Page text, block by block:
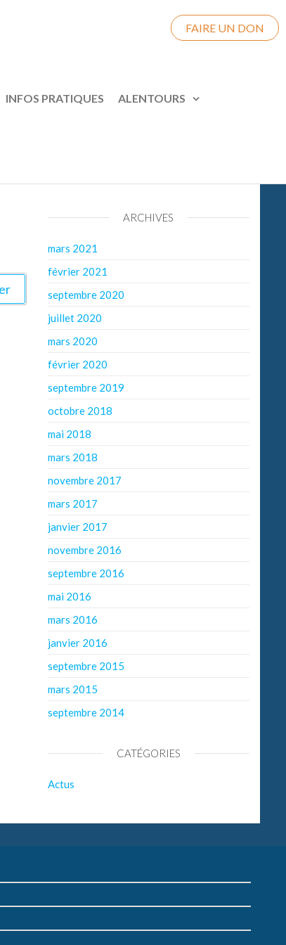
FAIRE UN DON
INFOS PRATIQUES ALENTOURS
ARCHIVES
mars 2021
février 2021
septembre 2020
juillet 2020
mars 2020
février 2020
septembre 2019
octobre 2018
mai 2018
mars 2018
novembre 2017
mars 2017
janvier 2017
novembre 2016
septembre 2016
mai 2016
mars 2016
janvier 2016
septembre 2015
mars 2015
septembre 2014
CATÉGORIES
Actus